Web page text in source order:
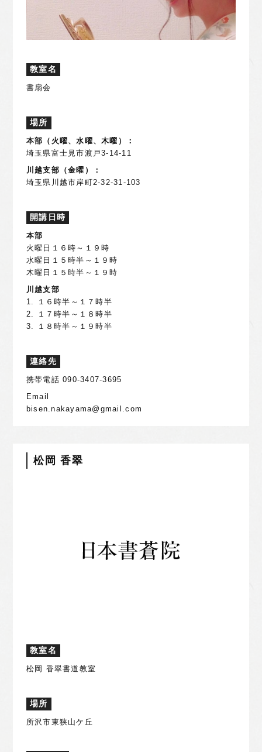
教室名
書扇会
場所
本部（火曜、水曜、木曜）：
埼玉県富士見市渡戸3-14-11
川越支部（金曜）：
埼玉県川越市岸町2-32-31-103
開講日時
本部
火曜日１６時～１９時
水曜日１５時半～１９時
木曜日１５時半～１９時
川越支部
1. １６時半～１７時半
2. １７時半～１８時半
3. １８時半～１９時半
連絡先
携帯電話 090-3407-3695
Email
bisen.nakayama@gmail.com
松岡 香翠
教室名
松岡 香翠書道教室
場所
所沢市東狭山ケ丘